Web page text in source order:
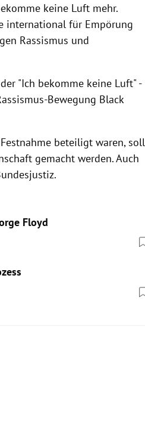
keine Luft mehr.
international für Empörung
Rassismus und
"Ich bekomme keine Luft" -
Bewegung Black
beteiligt waren, soll
gemacht werden. Auch
Floyd